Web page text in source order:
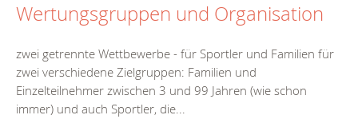
Wertungsgruppen und Organisation
zwei getrennte Wettbewerbe - für Sportler und Familien für
zwei verschiedene Zielgruppen: Familien und
Einzelteilnehmer zwischen 3 und 99 Jahren (wie schon
immer) und auch Sportler, die...